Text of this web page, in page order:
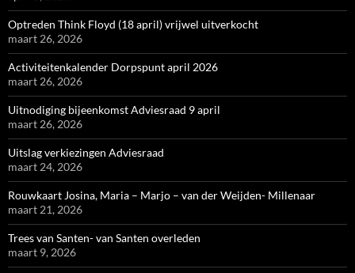
Optreden Think Floyd (18 april) vrijwel uitverkocht
maart 26, 2026
Activiteitenkalender Dorpspunt april 2026
maart 26, 2026
Uitnodiging bijeenkomst Adviesraad 9 april
maart 26, 2026
Uitslag verkiezingen Adviesraad
maart 24, 2026
Rouwkaart Josina, Maria – Marjo – van der Weijden- Millenaar
maart 21, 2026
Trees van Santen- van Santen overleden
maart 9, 2026